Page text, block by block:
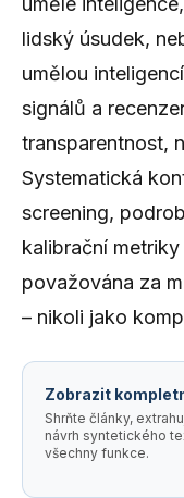
lidský úsudek,
umělou
signálů a
transparentnost,
Systematická
screening,
kalibrační
považována za
– nikoli jako
Zobrazit
Shrňte články,
návrh syntetického
všechny funkce.